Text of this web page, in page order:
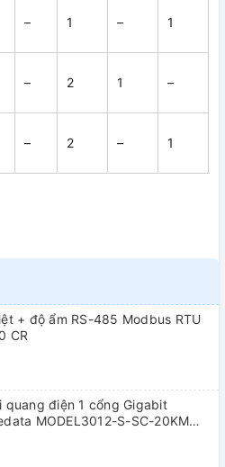
– 1 – 1
– 2 1 –
– 2 – 1
+ độ ẩm RS-485 Modbus RTU
CR
quang điện 1 cổng Gigabit
MODEL3012-S-SC-20KM